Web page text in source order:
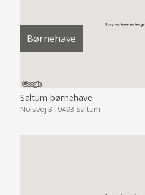
Børnehave
Saltum børnehave
Nolsvej 3 , 9493 Saltum